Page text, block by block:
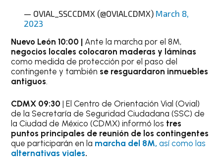
— OVIAL_SSCCDMX (@OVIALCDMX) March 8,
2023
Nuevo León 10:00 | Ante la marcha por el 8M,
negocios locales colocaron maderas y láminas
como medida de protección por el paso del
contingente y también se resguardaron inmuebles
antiguos.
CDMX 09:30 | El Centro de Orientación Vial (Ovial)
de la Secretaría de Seguridad Ciudadana (SSC) de
la Ciudad de México (CDMX) informó los tres
puntos principales de reunión de los contingentes
que participarán en la marcha del 8M,así como las
alternativas viales.